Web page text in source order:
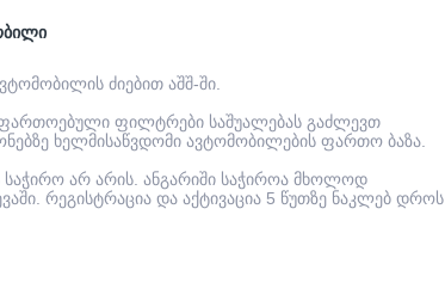
ძიებით აშშ-ში.
ფილტრები საშუალებას გაძლევთ
ხელმისაწვდომი ავტომობილების ფართო ბაზა.
საჭირო არ არის. ანგარიში საჭიროა მხოლოდ
რეგისტრაცია და აქტივაცია 5 წუთზე ნაკლებ დროს